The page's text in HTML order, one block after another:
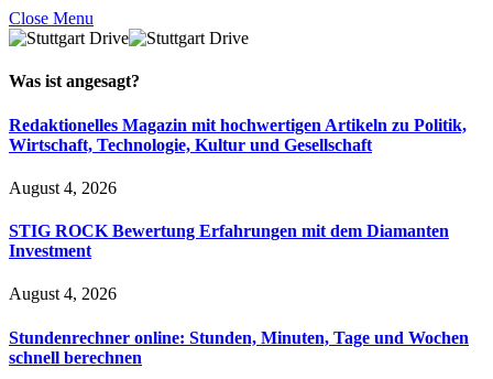
Close Menu
Was ist angesagt?
Redaktionelles Magazin mit hochwertigen Artikeln zu Politik,
Wirtschaft, Technologie, Kultur und Gesellschaft
August 4, 2026
STIG ROCK Bewertung Erfahrungen mit dem Diamanten
Investment
August 4, 2026
Stundenrechner online: Stunden, Minuten, Tage und Wochen
schnell berechnen